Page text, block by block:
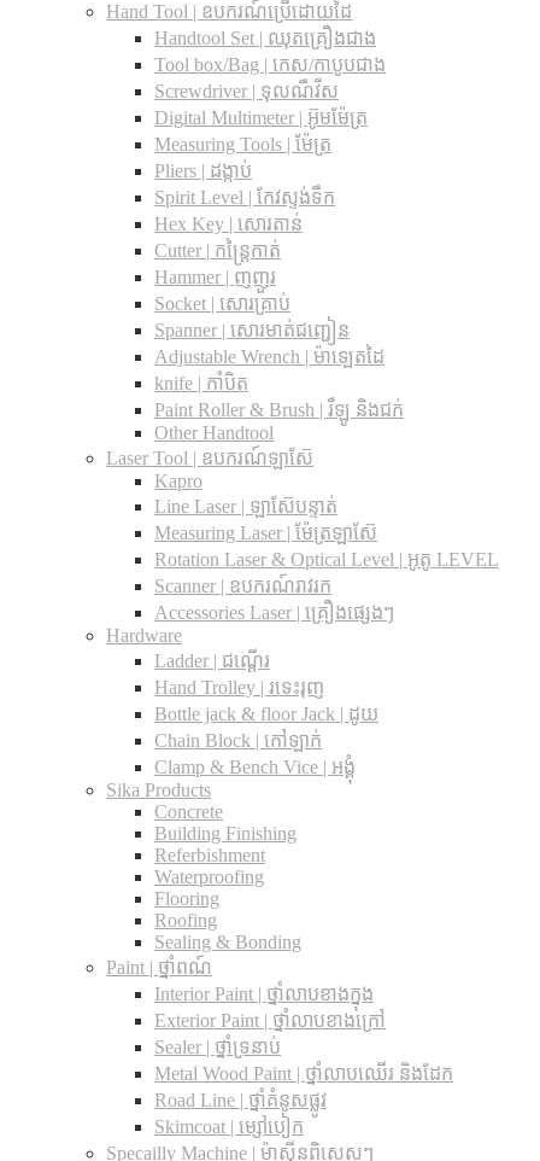
Hand Tool | ឧបករណ៍ប្រើដោយដៃ
Handtool Set | ឈុតគ្រឿងជាង
Tool box/Bag | កេស/កាបូបជាង
Screwdriver | ទុលណឺវីស
Digital Multimeter | អ៊ូមម៉ែត្រ
Measuring Tools | ម៉ែត្រ
Pliers | ដង្កាប់
Spirit Level | កែវស្ទង់ទឹក
Hex Key | សោរតាន់
Cutter | កន្រ្តៃកាត់
Hammer | ញញួរ
Socket | សោរគ្រាប់
Spanner |​ សោរមាត់ជញ្ជៀន
Adjustable Wrench |​ ម៉ាឡេតដៃ
knife | កាំបិត
Paint Roller & Brush | រឺឡូ និងជក់
Other Handtool
Laser Tool | ឧបករណ៍ឡាស៊ែ
Kapro
Line Laser | ឡាស៊ែបន្ទាត់
Measuring Laser | ម៉ែត្រឡាស៊ែ
Rotation Laser & Optical Level | អូតូ LEVEL
Scanner | ឧបករណ៍រាវរក
Accessories Laser | គ្រឿងផ្សេងៗ
Hardware
Ladder | ជណ្តើរ
Hand Trolley | រទេះរុញ
Bottle jack & floor Jack​ | ដូយ
Chain Block | កៅឡាក់
Clamp & Bench Vice | អង្គុំ
Sika Products
Concrete
Building Finishing
Referbishment
Waterproofing
Flooring
Roofing
Sealing & Bonding
Paint | ថ្នាំពណ៍
Interior Paint | ថ្នាំលាបខាងក្នុង
Exterior Paint | ថ្នាំលាបខាងក្រៅ
Sealer | ថ្នាំទ្រនាប់
Metal Wood Paint | ថ្នាំលាបឈើរ និងដែក
Road Line | ថ្នាំគំនូសផ្លូវ
Skimcoat | ម្សៅបៀក
Specailly Machine | ម៉ាស៊ីនពិសេសៗ